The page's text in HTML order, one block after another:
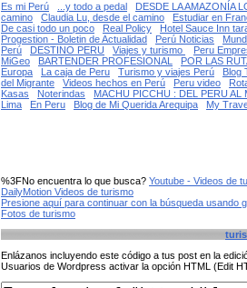
Es mi Perú
...y todo a pedal
DESDE LA AMAZONÍA
camino
Claudia Lu, desde el camino
Estudiar en
De casi todo un poco
Real Policy
Hotel Sauce Inn
Progestion - Boletin de Actualidad
Perú Noticias
Perú
DESTINO PERU Viajes y turismo
Peru
MiGeo
BARTENDER PROFESIONAL
POR LAS
Europa
La caja de Peru Turismo y viajes Perú
Blog
del Migrante
Videos hechos en Perú Peru video
Kasas
Noterindas
MACHU PICCHU : DEL PERU AL
Lima
En Peru Blog de Mi Querida Arequipa My
%3FNo encuentra lo que busca? Youtube - Videos de
DailyMotion Videos de turismo
Presione aquí para continuar con la búsqueda usando
Fotos de turismo
Enlázanos incluyendo este código a tus post en la
Usuarios de Wordpress activar la opción HTML (Edit